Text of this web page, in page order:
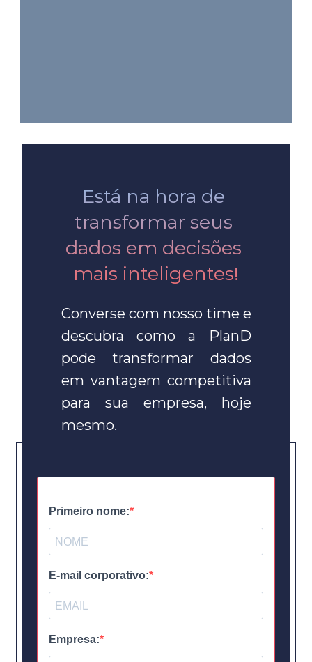
Está na hora de
transformar seus
dados em decisões
mais inteligentes!
Converse com nosso time e
descubra como a PlanD
pode transformar dados
em vantagem competitiva
para sua empresa, hoje
mesmo.